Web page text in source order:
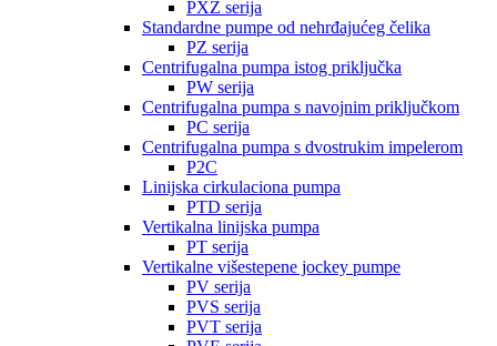
PXZ serija
Standardne pumpe od nehrđajućeg čelika
PZ serija
Centrifugalna pumpa istog priključka
PW serija
Centrifugalna pumpa s navojnim priključkom
PC serija
Centrifugalna pumpa s dvostrukim impelerom
P2C
Linijska cirkulaciona pumpa
PTD serija
Vertikalna linijska pumpa
PT serija
Vertikalne višestepene jockey pumpe
PV serija
PVS serija
PVT serija